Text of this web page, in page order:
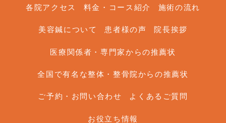
各院アクセス 料金・コース紹介 施術の流れ
美容鍼について 患者様の声 院長挨拶
医療関係者・専門家からの推薦状
全国で有名な整体・整骨院からの推薦状
ご予約・お問い合わせ よくあるご質問
お役立ち情報